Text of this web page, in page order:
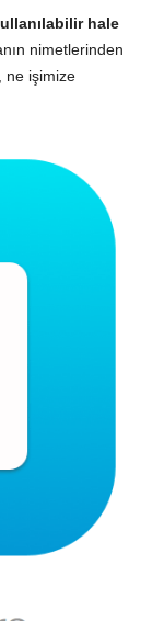
hale
nimetlerinden
ne işimize